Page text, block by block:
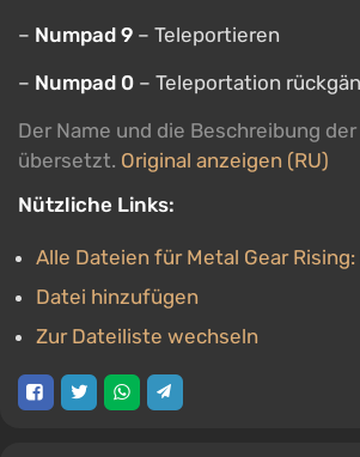
– Numpad 9 – Teleportieren
– Numpad 0 – Teleportation
Der Name und die Beschreibung
übersetzt. Original anzeigen (RU)
Nützliche Links:
Alle Dateien für Metal Gear
Datei hinzufügen
Zur Dateiliste wechseln